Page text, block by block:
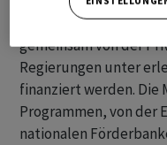
übergeordnetem
gemeinsam von der
Regierungen unter
finanziert werden. Die
Programmen, von der
nationalen